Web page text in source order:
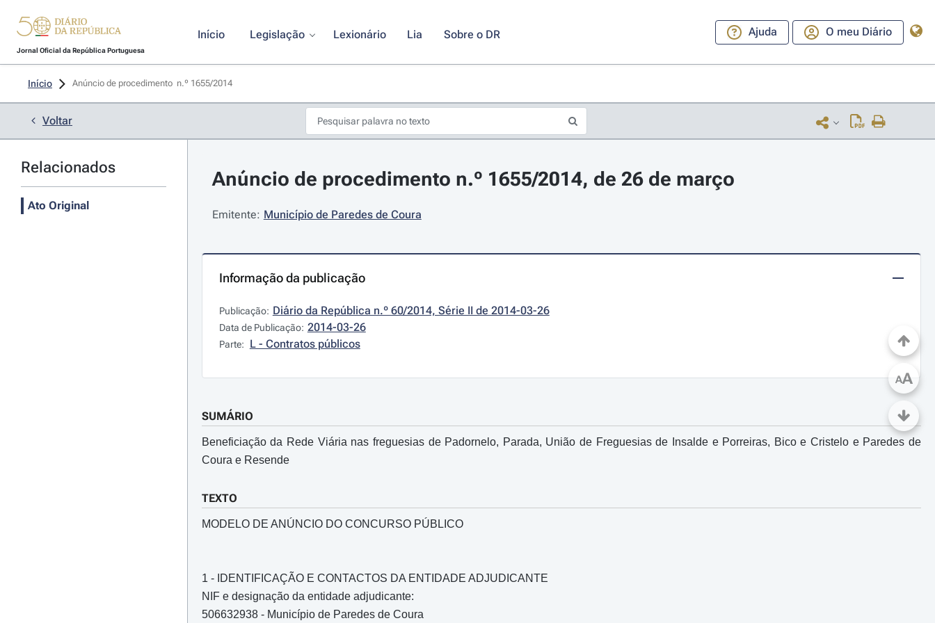
Jornal Oficial da República Portuguesa
Início Legislação Lexionário Lia Sobre o DR Ajuda O meu Diário
Início Anúncio de procedimento  n.º 1655/2014
Voltar
Relacionados
Ato Original
Anúncio de procedimento n.º 1655/2014, de 26 de março
Emitente: Município de Paredes de Coura
Informação da publicação
Publicação: Diário da República n.º 60/2014, Série II de 2014-03-26
Data de Publicação: 2014-03-26
Parte: L - Contratos públicos
SUMÁRIO
Beneficiação da Rede Viária nas freguesias de Padornelo, Parada, União de Freguesias de Insalde e Porreiras, Bico e Cristelo e Paredes de
Coura e Resende
TEXTO
MODELO DE ANÚNCIO DO CONCURSO PÚBLICO
1 - IDENTIFICAÇÃO E CONTACTOS DA ENTIDADE ADJUDICANTE
NIF e designação da entidade adjudicante:
506632938 - Município de Paredes de Coura
AA